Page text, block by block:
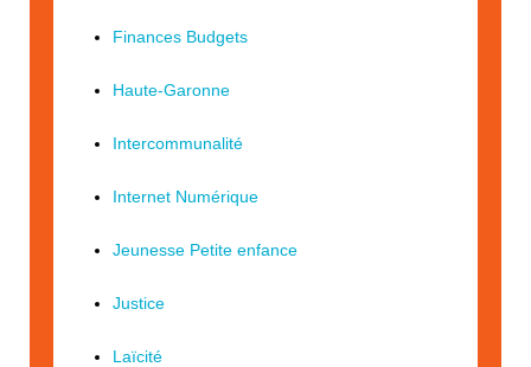
Finances Budgets
Haute-Garonne
Intercommunalité
Internet Numérique
Jeunesse Petite enfance
Justice
Laïcité